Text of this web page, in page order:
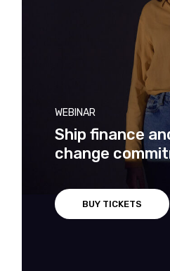
WEBINAR
Ship finance
change
BUY TICKETS